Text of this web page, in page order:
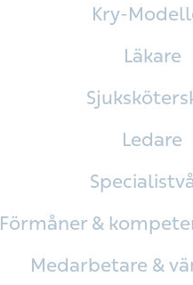
Kry-
Läkare
Ledare
Förmåner &
Medarbetare &